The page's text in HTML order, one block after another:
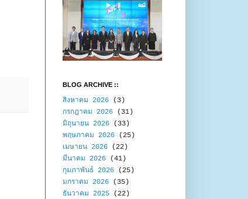
BLOG ARCHIVE ::
สิงหาคม 2026 (3)
กรกฎาคม 2026 (31)
มิถุนายน 2026 (33)
พฤษภาคม 2026 (25)
เมษายน 2026 (22)
มีนาคม 2026 (41)
กุมภาพันธ์ 2026 (25)
มกราคม 2026 (35)
ธันวาคม 2025 (22)